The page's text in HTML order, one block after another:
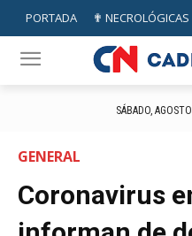
PORTADA ✟ NECROLÓGICAS
SÁBADO,
GENERAL
Coronavirus